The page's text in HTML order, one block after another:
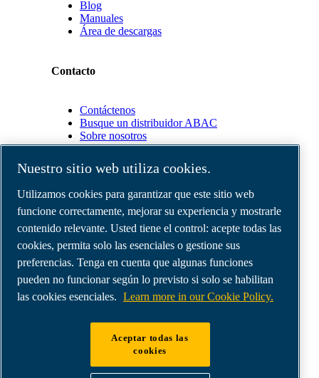
Blog
Manuales
Área de descargas
Contacto
Contáctenos
Busque un distribuidor ABAC
Sobre nosotros
Socios
Área
de
distribuidores
E-
Connect
2.0
Business
Portal
Gallery
Compresores de aire ABAC
Nuestro sitio web utiliza cookies.
Utilizamos cookies para garantizar que este sitio web
funcione correctamente, mejorar su experiencia y mostrarle
contenido relevante. Usted tiene el control: acepte todas las
cookies, permita solo las esenciales o gestione sus
preferencias. Tenga en cuenta que algunas funciones
pueden no funcionar según lo previsto si solo se habilitan
las cookies esenciales. Learn more in our Cookie Policy.
Aceptar todas las
cookies